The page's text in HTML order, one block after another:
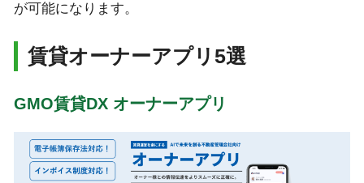
が可能になります。
賃貸オーナーアプリ5選
GMO賃貸DX オーナーアプリ